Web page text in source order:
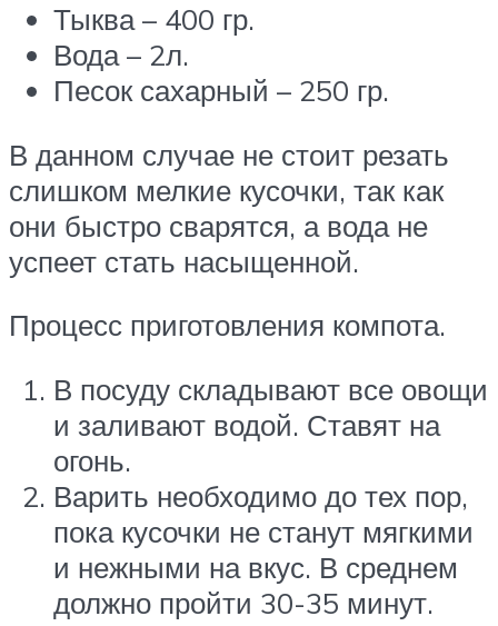
Тыква – 400 гр.
Вода – 2л.
Песок сахарный – 250 гр.
В данном случае не стоит резать
слишком мелкие кусочки, так как
они быстро сварятся, а вода не
успеет стать насыщенной.
Процесс приготовления компота.
В посуду складывают все овощи
и заливают водой. Ставят на
огонь.
Варить необходимо до тех пор,
пока кусочки не станут мягкими
и нежными на вкус. В среднем
должно пройти 30-35 минут.